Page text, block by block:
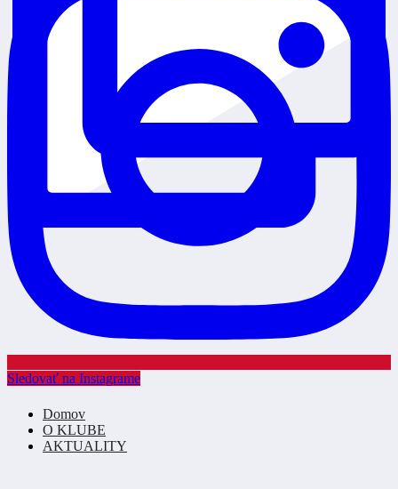
Sledovať na Instagrame
Domov
O KLUBE
AKTUALITY